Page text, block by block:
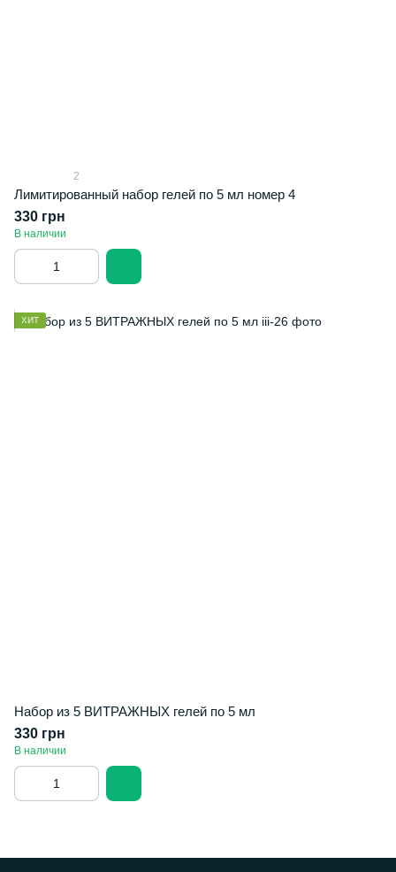
2
Лимитированный набор гелей по 5 мл номер 4
330 грн
В наличии
ХИТ
Набор из 5 ВИТРАЖНЫХ гелей по 5 мл
330 грн
В наличии